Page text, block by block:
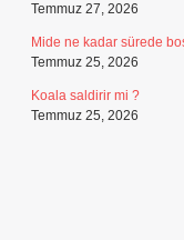
Temmuz 27, 2026
Mide ne kadar sürede
Temmuz 25, 2026
Koala saldirir mi ?
Temmuz 25, 2026